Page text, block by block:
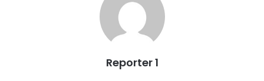
Reporter 1